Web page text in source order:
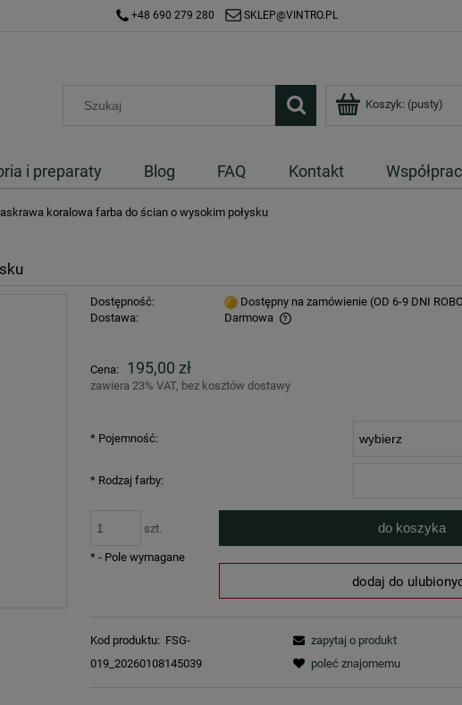
+48 690 279 280 SKLEP@VINTRO.PL
Koszyk: (pusty)
i preparaty Blog FAQ Kontakt
koralowa farba do ścian o wysokim połysku
Dostępność:
Dostępny na zamówienie (OD 6-9 DNI
Dostawa:
Darmowa
Cena nie zawiera ewentualnych kosztów
płatnościCena: 195,00 zł
zawiera 23% VAT, bez kosztów dostawy
*Pojemność:
*Rodzaj farby:
szt. do koszyka
dodaj do
*- Pole wymagane
Kod produktu: FSG-
019_20260108145039
zapytaj o produkt
poleć znajomemu